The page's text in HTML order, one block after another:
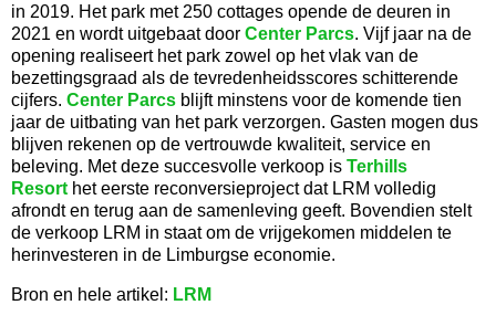
in 2019. Het park met 250 cottages opende de deuren in
2021 en wordt uitgebaat door Center Parcs. Vijf jaar na de
opening realiseert het park zowel op het vlak van de
bezettingsgraad als de tevredenheidsscores schitterende
cijfers. Center Parcs blijft minstens voor de komende tien
jaar de uitbating van het park verzorgen. Gasten mogen dus
blijven rekenen op de vertrouwde kwaliteit, service en
beleving. Met deze succesvolle verkoop is Terhills
Resort het eerste reconversieproject dat LRM volledig
afrondt en terug aan de samenleving geeft. Bovendien stelt
de verkoop LRM in staat om de vrijgekomen middelen te
herinvesteren in de Limburgse economie.
Bron en hele artikel: LRM